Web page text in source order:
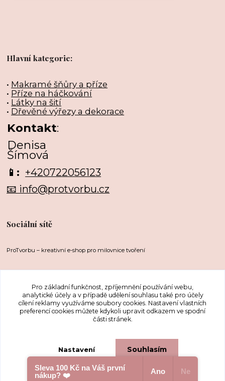
Hlavní kategorie:
• Makramé šňůry a příze
• Příze na háčkování
• Látky na šití
• Dřevěné výřezy a dekorace
Kontakt:
Denisa
Šímová
📱: +420722056123
📧 info@protvorbu.cz
Sociální sítě
ProTvorbu – kreativní e-shop pro milovnice tvoření
Upravit sběr cookies.
...protože nás to baví
Pro základní funkčnost, zpříjemnění používání webu,
analytické účely a v případě udělení souhlasu také pro účely
cílení reklamy využíváme soubory cookies. Nastavení vlastních
preferencí cookies můžete kdykoli upravit odkazem ve spodní
části stránek.
Nastavení Souhlasím
Souhlas můžete odmítnout
Sleva 100 Kč na Váš první
nákup? ❤️
Ano Ne